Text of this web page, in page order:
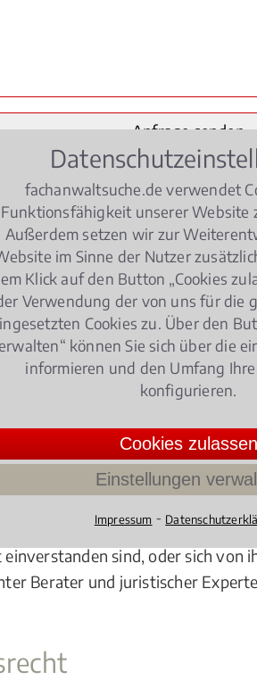
Abmahnung und Kündigung-
mit dem Arbeitsrecht:
Bewerbung zulässig?
von mir verlangen?
im Hinblick auf das
einverstanden sind, oder sich von
Berater und juristischer
fachanwaltsuche.de verwendet
Funktionsfähigkeit unserer Website
Außerdem setzen wir zur
im Sinne der Nutzer
Klick auf den Button „Cookies
Verwendung der von uns für die
Cookies zu. Über den
können Sie sich über die
informieren und den Umfang
konfigurieren.
Cookies zulassen
Einstellungen
Impressum ⁃